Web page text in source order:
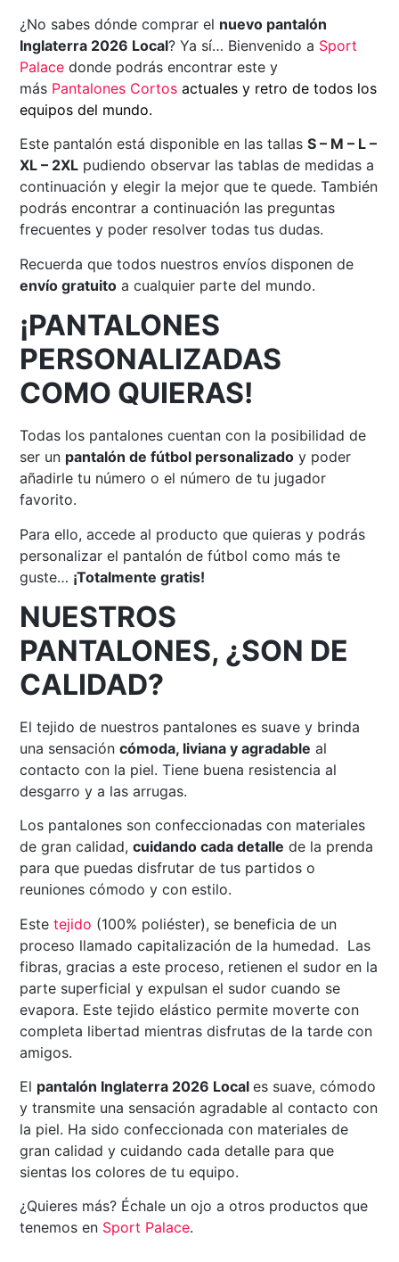
¿No sabes dónde comprar el nuevo pantalón
Inglaterra 2026 Local? Ya sí… Bienvenido a Sport
Palace donde podrás encontrar este y
más Pantalones Cortos actuales y retro de todos los
equipos del mundo.
Este pantalón está disponible en las tallasS – M – L –
XL – 2XL pudiendo observar las tablas de medidas a
continuación y elegir la mejor que te quede. También
podrás encontrar a continuación las preguntas
frecuentes y poder resolver todas tus dudas.
Recuerda que todos nuestros envíos disponen de
envío gratuito a cualquier parte del mundo.
¡PANTALONES
PERSONALIZADAS
COMO QUIERAS!
Todas los pantalones cuentan con la posibilidad de
ser un pantalón de fútbol personalizado y poder
añadirle tu número o el número de tu jugador
favorito.
Para ello, accede al producto que quieras y podrás
personalizar el pantalón de fútbol como más te
guste… ¡Totalmente gratis!
NUESTROS
PANTALONES, ¿SON DE
CALIDAD?
El tejido de nuestros pantalones es suave y brinda
una sensacióncómoda, liviana y agradable al
contacto con la piel. Tiene buena resistencia al
desgarro y a las arrugas.
Los pantalones son confeccionadas con materiales
de gran calidad,cuidando cada detalle de la prenda
para que puedas disfrutar de tus partidos o
reuniones cómodo y con estilo.
Estetejido (100% poliéster), se beneficia de un
proceso llamado capitalización de la humedad. Las
fibras, gracias a este proceso, retienen el sudor en la
parte superficial y expulsan el sudor cuando se
evapora. Este tejido elástico permite moverte con
completa libertad mientras disfrutas de la tarde con
amigos.
El pantalón Inglaterra 2026 Local es suave, cómodo
y transmite una sensación agradable al contacto con
la piel. Ha sido confeccionada con materiales de
gran calidad y cuidando cada detalle para que
sientas los colores de tu equipo.
¿Quieres más? Échale un ojo a otros productos que
tenemos en Sport Palace.